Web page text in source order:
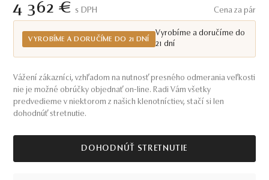
4 362 € S DPH Cena za pár
VYROBÍME A DORUČÍME DO 21 DNÍ
Vyrobíme a doručíme do
21 dní
Vážení zákazníci, vzhľadom na nutnosť presného odmerania veľkosti
nie je možné obrúčky objednať on-line. Radi Vám všetky
predvedieme v niektorom z našich klenotníctiev, stačí si len
dohodnúť stretnutie.
DOHODNÚŤ STRETNUTIE